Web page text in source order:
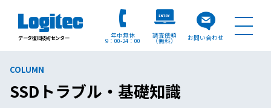
データ復旧技術センター 年中無休
9：00 24：00
調査依頼
（無料） お問い合わせ
COLUMN
SSDトラブル・基礎知識